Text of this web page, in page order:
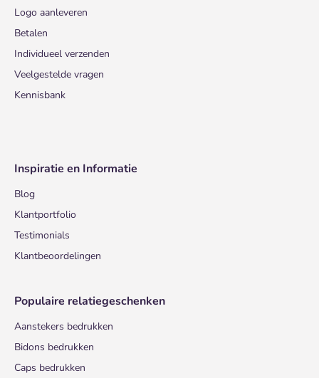
Logo aanleveren
Betalen
Individueel verzenden
Veelgestelde vragen
Kennisbank
Inspiratie en Informatie
Blog
Klantportfolio
Testimonials
Klantbeoordelingen
Populaire relatiegeschenken
Aanstekers bedrukken
Bidons bedrukken
Caps bedrukken